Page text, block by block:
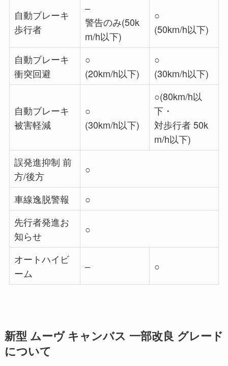
自動ブレーキ
歩行者
–
警告のみ(50k
m/h以下)
○
(50km/h以下)
自動ブレーキ
衝突回避
○
(20km/h以下)
○
(30km/h以下)
自動ブレーキ
被害軽減
○
(30km/h以下)
○(80km/h以
下・
対歩行者 50k
m/h以下)
誤発進抑制 前
方/後方
○
車線逸脱警報
○
先行者発進お
知らせ
○
オートハイビ
ーム
– ○
新型 ムーヴ キャンバス 一部改良 グレード
について